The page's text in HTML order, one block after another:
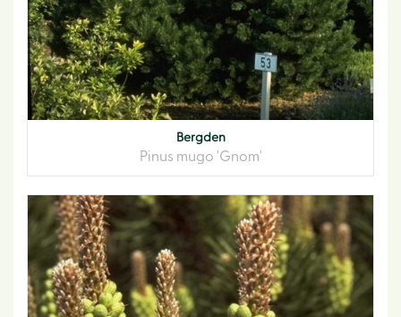
Bergden
Pinus mugo 'Gnom'